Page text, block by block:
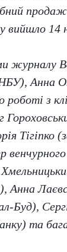
вийшло 14
журналу
Анна
роботі з
Тігіпко
Анна
Буд),
та